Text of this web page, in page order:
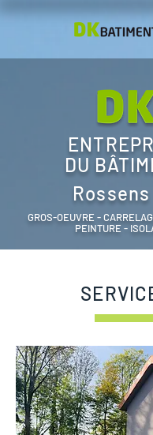
DU
Rossens
GROS-OEUVRE -
PEINTURE -